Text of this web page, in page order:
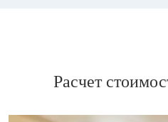
Расчет